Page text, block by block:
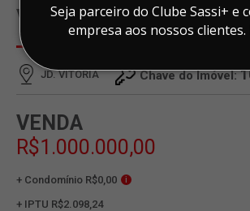
Seja parceiro do Clube Sassi+ e
empresa aos nossos clientes.
VITORIA, LIMEIRA
JD. VITORIA Chave do Imóvel:
VENDA
R$1.000.000,00
+ Condomínio R$0,00 i
+ IPTU R$2.098,24